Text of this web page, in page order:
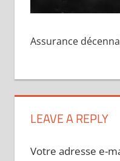
Assurance
LEAVE A REPLY
Votre adresse e-